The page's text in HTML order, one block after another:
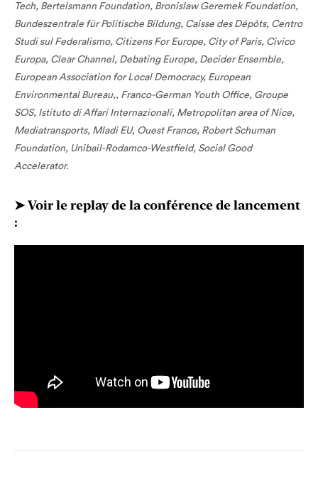
Tech, Bertelsmann Foundation, Bronislaw Geremek Foundation,
Bundeszentrale für Politische Bildung, Caisse des Dépôts, Centro
Studi sul Federalismo, Citizens For Europe, City of Paris, Civico
Europa, Clear Channel, Debating Europe, Decider Ensemble,
European Association for Local Democracy, European
Environmental Bureau,, Franco-German Youth Office, Groupe
SOS, Istituto di Affari Internazionali, Metropolitan area of Nice,
Mediatransports, Mladi EU, Ouest France, Robert Schuman
Foundation, Unibail-Rodamco-Westfield, Social Good
Accelerator.
➤ Voir le replay de la conférence de lancement
: